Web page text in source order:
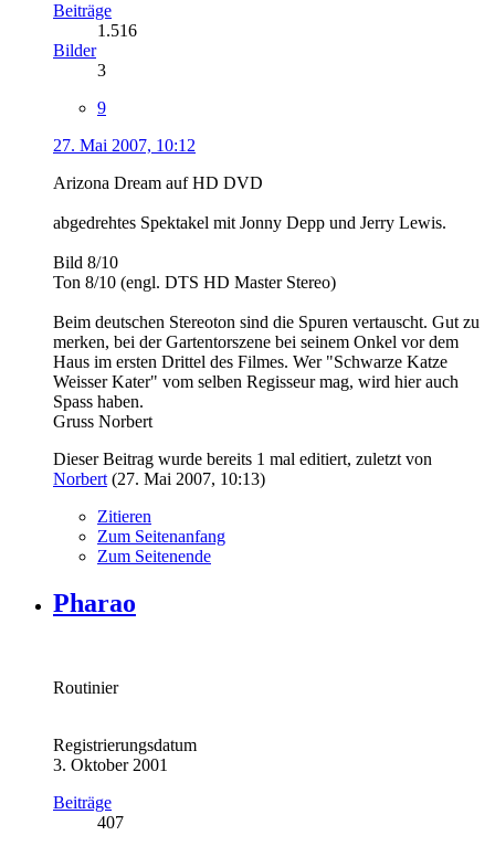
Beiträge
1.516
Bilder
3
9
27. Mai 2007, 10:12
Arizona Dream auf HD DVD
abgedrehtes Spektakel mit Jonny Depp und Jerry Lewis.
Bild 8/10
Ton 8/10 (engl. DTS HD Master Stereo)
Beim deutschen Stereoton sind die Spuren vertauscht. Gut zu
merken, bei der Gartentorszene bei seinem Onkel vor dem
Haus im ersten Drittel des Filmes. Wer "Schwarze Katze
Weisser Kater" vom selben Regisseur mag, wird hier auch
Spass haben.
Gruss Norbert
Dieser Beitrag wurde bereits 1 mal editiert, zuletzt von
Norbert (27. Mai 2007, 10:13)
Zitieren
Zum Seitenanfang
Zum Seitenende
Pharao
Routinier
Registrierungsdatum
3. Oktober 2001
Beiträge
407